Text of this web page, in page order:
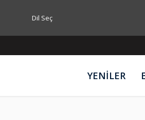
Dil Seç
YENİLER